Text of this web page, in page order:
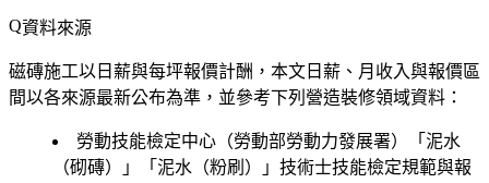
資料來源
磁磚施工以日薪與每坪報價計酬，本文日薪、月收入與報價區
間以各來源最新公布為準，並參考下列營造裝修領域資料：
勞動技能檢定中心（勞動部勞動力發展署）「泥水
（砌磚）」「泥水（粉刷）」技術士技能檢定規範與報